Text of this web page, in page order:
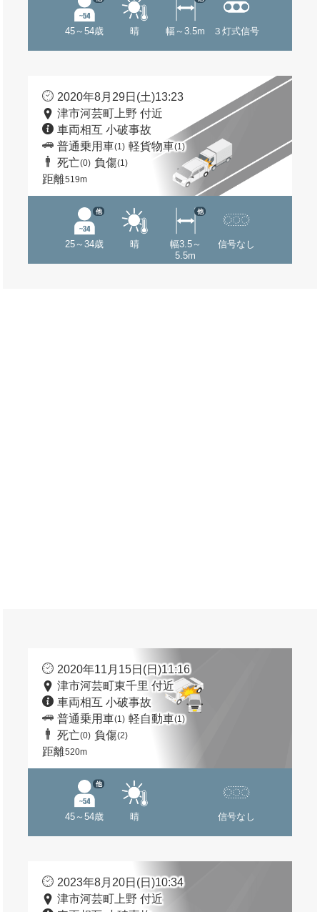
45～54歳 晴 幅～3.5m ３灯式信号
2020年8月29日(土)13:23
津市河芸町上野 付近
車両相互 小破事故
普通乗用車(1) 軽貨物車(1)
死亡(0) 負傷(1)
距離519m
25～34歳
他
晴
幅3.5～
5.5m
他
信号なし
2020年11月15日(日)11:16
津市河芸町東千里 付近
車両相互 小破事故
普通乗用車(1) 軽自動車(1)
死亡(0) 負傷(2)
距離520m
45～54歳
他
晴 信号なし
2023年8月20日(日)10:34
津市河芸町上野 付近